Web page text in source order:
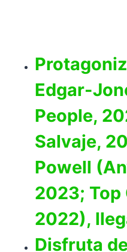
Edgar-
People,
Salvaje,
Powell
2023; Top
2022),
Disfruta